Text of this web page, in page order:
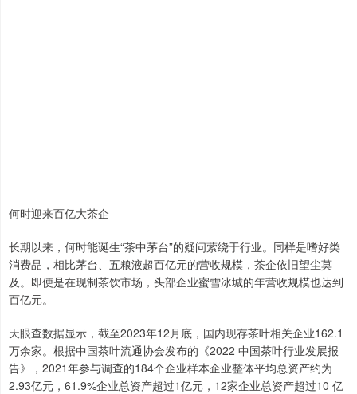
何时迎来百亿大茶企
长期以来，何时能诞生“茶中茅台”的疑问萦绕于行业。同样是嗜好类
消费品，相比茅台、五粮液超百亿元的营收规模，茶企依旧望尘莫
及。即便是在现制茶饮市场，头部企业蜜雪冰城的年营收规模也达到
百亿元。
天眼查数据显示，截至2023年12月底，国内现存茶叶相关企业162.1
万余家。根据中国茶叶流通协会发布的《2022 中国茶叶行业发展报
告》，2021年参与调查的184个企业样本企业整体平均总资产约为
2.93亿元，61.9%企业总资产超过1亿元，12家企业总资产超过10 亿